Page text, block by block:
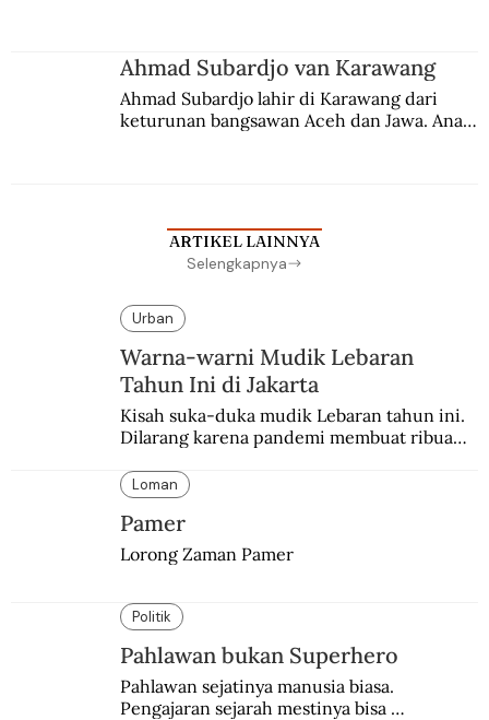
Ahmad Subardjo van Karawang
Ahmad Subardjo lahir di Karawang dari
keturunan bangsawan Aceh dan Jawa. Anak
ARTIKEL LAINNYA
Selengkapnya
Urban
Warna-warni Mudik Lebaran
Tahun Ini di Jakarta
Kisah suka-duka mudik Lebaran tahun ini.
Dilarang karena pandemi membuat ribuan
kampung lebih awal.
Loman
Pamer
Lorong Zaman Pamer
Politik
Pahlawan bukan Superhero
Pahlawan sejatinya manusia biasa.
Pengajaran sejarah mestinya bisa